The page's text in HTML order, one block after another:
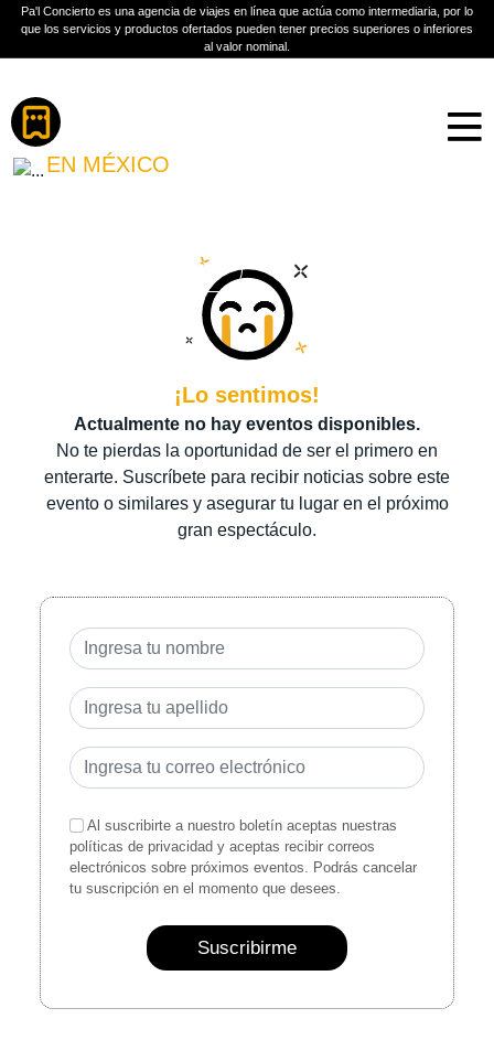
Pa'l Concierto es una agencia de viajes en línea que actúa como intermediaria, por lo
que los servicios y productos ofertados pueden tener precios superiores o inferiores
al valor nominal.
CARLOS CUEVAS
EN MÉXICO
Más información
¡Lo sentimos!
Actualmente no hay eventos disponibles.
No te pierdas la oportunidad de ser el primero en
enterarte. Suscríbete para recibir noticias sobre este
evento o similares y asegurar tu lugar en el próximo
gran espectáculo.
Al suscribirte a nuestro boletín aceptas nuestras
políticas de privacidad y aceptas recibir correos
electrónicos sobre próximos eventos. Podrás cancelar
tu suscripción en el momento que desees.
Suscribirme